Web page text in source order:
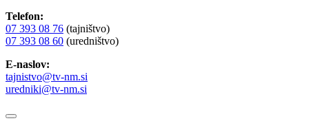
Telefon:
07 393 08 76 (tajništvo)
07 393 08 60 (uredništvo)
E-naslov:
tajnistvo@tv-nm.si
uredniki@tv-nm.si